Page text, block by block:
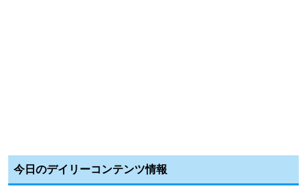
今日のデイリーコンテンツ情報